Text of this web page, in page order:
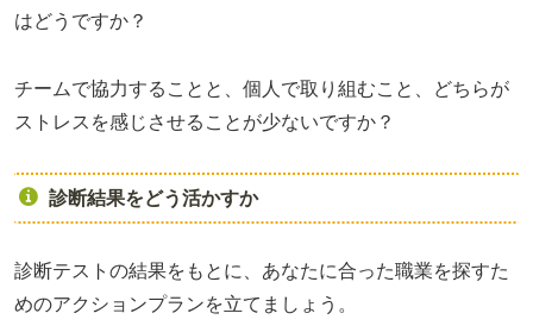
はどうですか？
チームで協力することと、個人で取り組むこと、どちらが
ストレスを感じさせることが少ないですか？
診断結果をどう活かすか
診断テストの結果をもとに、あなたに合った職業を探すた
めのアクションプランを立てましょう。